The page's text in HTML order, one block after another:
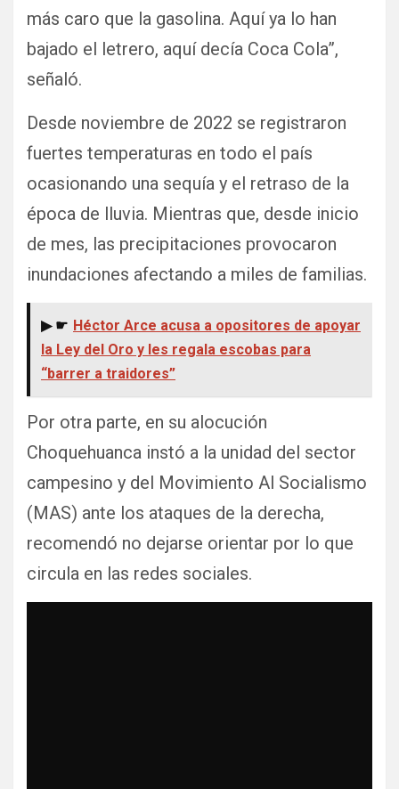
más caro que la gasolina. Aquí ya lo han
bajado el letrero, aquí decía Coca Cola”,
señaló.
Desde noviembre de 2022 se registraron
fuertes temperaturas en todo el país
ocasionando una sequía y el retraso de la
época de lluvia. Mientras que, desde inicio
de mes, las precipitaciones provocaron
inundaciones afectando a miles de familias.
▶ ☛ Héctor Arce acusa a opositores de apoyar
la Ley del Oro y les regala escobas para
“barrer a traidores”
Por otra parte, en su alocución
Choquehuanca instó a la unidad del sector
campesino y del Movimiento Al Socialismo
(MAS) ante los ataques de la derecha,
recomendó no dejarse orientar por lo que
circula en las redes sociales.